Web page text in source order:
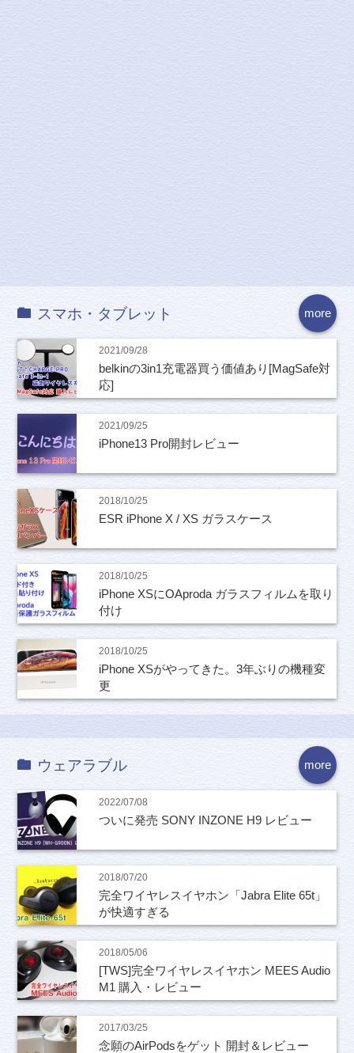
more
スマホ・タブレット
2021/09/28
belkinの3in1充電器買う価値あり[MagSafe対
応]
2021/09/25
iPhone13 Pro開封レビュー
2018/10/25
ESR iPhone X / XS ガラスケース
2018/10/25
iPhone XSにOAproda ガラスフィルムを取り
付け
2018/10/25
iPhone XSがやってきた。3年ぶりの機種変
更
more
ウェアラブル
2022/07/08
ついに発売 SONY INZONE H9 レビュー
2018/07/20
完全ワイヤレスイヤホン「Jabra Elite 65t」
が快適すぎる
2018/05/06
[TWS]完全ワイヤレスイヤホン MEES Audio
M1 購入・レビュー
2017/03/25
念願のAirPodsをゲット 開封＆レビュー